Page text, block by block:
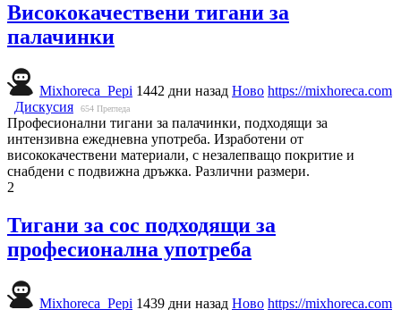
Висококачествени тигани за
палачинки
Mixhoreca_Pepi 1442 дни назад Ново https://mixhoreca.com
Дискусия
654 Прегледа
Професионални тигани за палачинки, подходящи за
интензивна ежедневна употреба. Изработени от
висококачествени материали, с незалепващо покритие и
снабдени с подвижна дръжка. Различни размери.
2
Тигани за сос подходящи за
професионална употреба
Mixhoreca_Pepi 1439 дни назад Ново https://mixhoreca.com